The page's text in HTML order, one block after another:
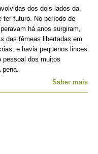
dos dois lados da
ter futuro. No período de
há anos surgiram,
das fêmeas libertadas em
e havia pequenos linces
pessoal dos muitos
pena.
Saber mais